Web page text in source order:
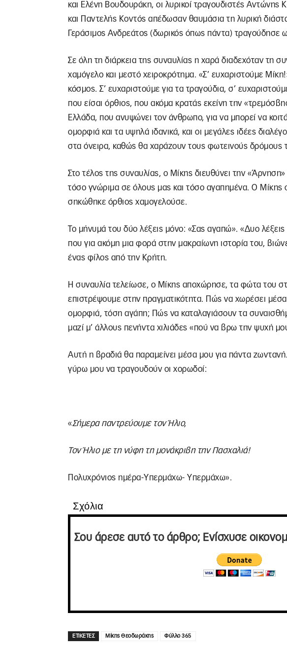
και Ελένη Βουδουράκη, οι λυρικοί τραγουδιστές
και Παντελής Κοντός απέδωσαν θαυμάσια τη λυρική
Γεράσιμος Ανδρεάτος (δωρικός όπως πάντα) τραγούδησε
Σε όλη τη διάρκεια της συναυλίας η χαρά διαδεχόταν τη
χαμόγελο και μεστό χειροκρότημα. «Σ’ ευχαριστούμε
κόσμος. Σ’ ευχαριστούμε για τα τραγούδια, σ’
που είσαι όρθιος, που ακόμα κρατάς εκείνη την
Ελλάδα, που ανυψώνει τον άνθρωπο, για να μπορεί να
ομορφιά και τα υψηλά ιδανικά, και οι μεγάλες ιδέες
στα όνειρα, καθώς θα χαράζουν τους φωτεινούς δρόμους
Στο τέλος της συναυλίας, ο Μίκης διευθύνει την «Άρνηση»
τόσο γνώριμα σε όλους μας και τόσο αγαπημένα. Ο Μίκης
σηκώθηκε όρθιος χαμογελούσε.
Το μήνυμά του δύο λέξεις μόνο: «Σας αγαπώ». «Δυο
που για ακόμη μια φορά στην μακραίωνη ιστορία του,
ένας φίλος από την Κρήτη.
Η συναυλία τελείωσε, ο Μίκης αποχώρησε, τα φώτα του
επιστρέψουμε στην πραγματικότητα. Πώς να χωρέσει
ομορφιά, τόση αγάπη; Πώς να καταλαγιάσουν τα
μαζί μ’ άλλους πενήντα χιλιάδες «πού να βρω την ψυχή
Αυτή η βραδιά θα παραμείνει μέσα μου για πάντα
γύρω μου να τραγουδούν οι χορωδοί:
«Σήμερα παντρεύουμε τον Ήλιο,
Τον Ήλιο με τη νύφη τη μονάκριβη την Πασχαλιά!
Πολυχρόνιος ημέρα-Υπερμάχω- Υπερμάχω».
Σχόλια
Σου άρεσε αυτό το άρθρο; Ενίσχυσε
ΕΤΙΚΕΤΕΣ Μίκης Θεοδωράκης Φύλλο 365